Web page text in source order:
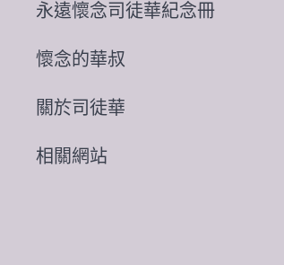
永遠懷念司徒華紀念冊
懷念的華叔
關於司徒華
相關網站